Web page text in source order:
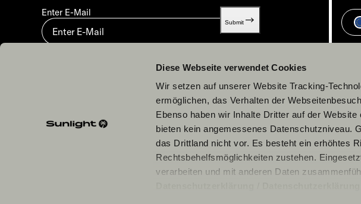
Diese Webseite verwendet Cookies
Wir setzen auf unserer Website Tracking-
ermöglichen, das Verhalten der
Ebenso haben wir Inhalte Dritter auf der
bieten kein angemessenes Datenschutzniveau.
das Drittland nicht vor. Es besteht ein erhöhtes
Rechtsbehelfsmöglichkeiten zustehen.
verarbeiten und mit anderen Daten
Enter E-Mail
Submit